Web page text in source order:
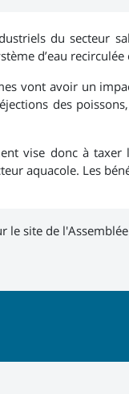
du secteur
d’eau
vont avoir un
des
vise donc à
aquacole. Les
le site de